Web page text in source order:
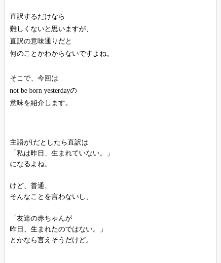
直訳するだけなら
難しくないと思いますが、
直訳の意味通りだと
何のことかわからないですよね。
そこで、今回は
not be born yesterdayの
意味を紹介します。
主語がIだとしたら直訳は
「私は昨日、生まれていない。」
になるよね。
けど、普通、
そんなことを言わないし、
「友達の赤ちゃんが
昨日、生まれたのではない。」
とかなら言えそうだけど。